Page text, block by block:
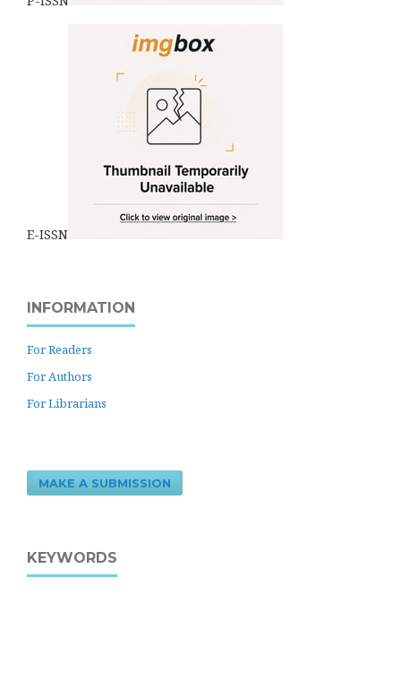
E-ISSN
INFORMATION
For Readers
For Authors
For Librarians
MAKE A SUBMISSION
KEYWORDS